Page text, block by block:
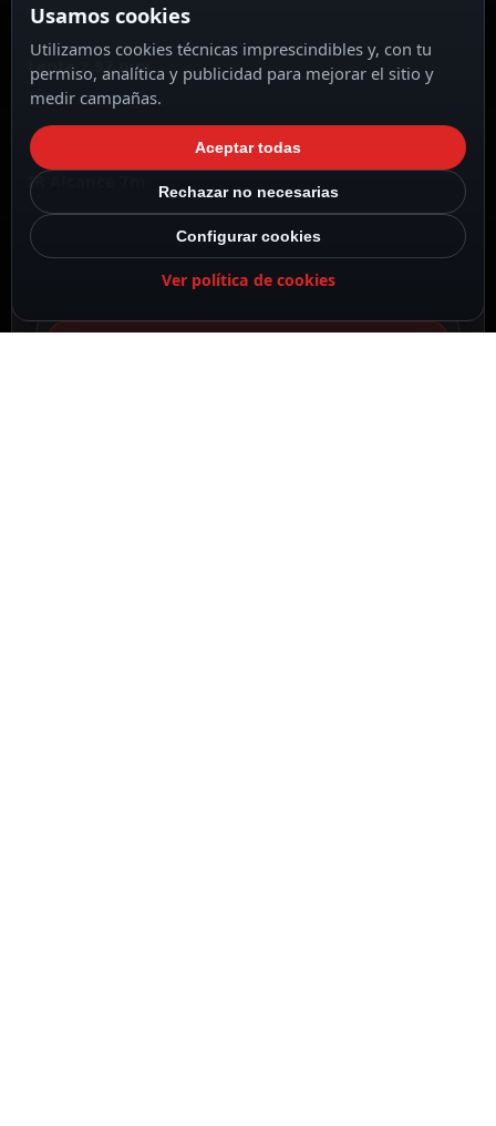
Lente 2.97 mm
IR Alcance 7m
Usamos cookies
Utilizamos cookies técnicas imprescindibles y, con tu
permiso, analítica y publicidad para mejorar el sitio y
medir campañas.
Aceptar todas
Rechazar no necesarias
Configurar cookies
Ver política de cookies